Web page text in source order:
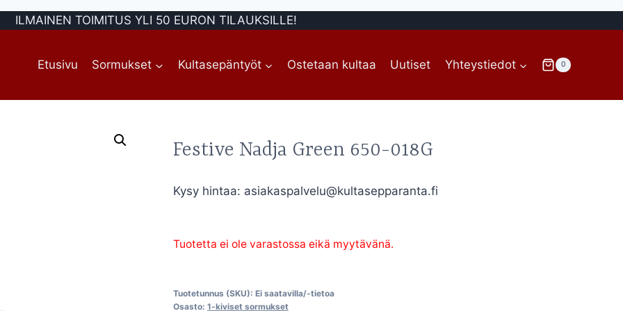
ILMAINEN TOIMITUS YLI 50 EURON TILAUKSILLE!
Etusivu Sormukset Kultasepäntyöt Ostetaan kultaa Uutiset Yhteystiedot 0
Festive Nadja Green 650-018G
Kysy hintaa: asiakaspalvelu@kultasepparanta.fi
Tuotetta ei ole varastossa eikä myytävänä.
Tuotetunnus (SKU): Ei saatavilla/-tietoa
Osasto: 1-kiviset sormukset